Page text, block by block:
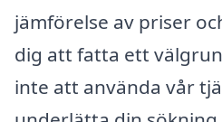
jämförelse av priser
dig att fatta ett
inte att använda vår